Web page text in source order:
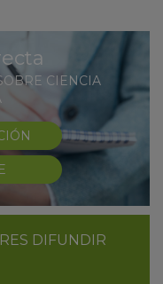
CIENCIA
DIFUNDIR